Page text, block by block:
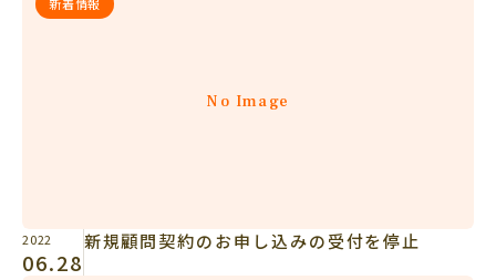
No Image
2022
06.28
新規顧問契約のお申し込みの受付を停止